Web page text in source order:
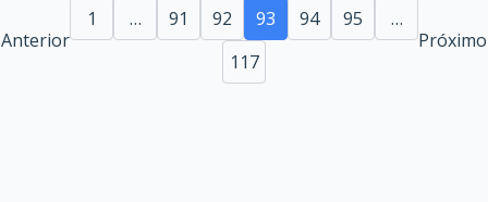
Anterior
1 … 91 92 93 94 95
…
117
Próximo